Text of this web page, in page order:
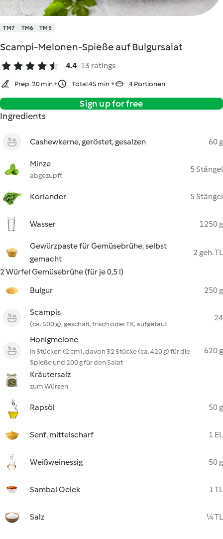
TM7 TM6 TM5
Scampi-Melonen-Spieße auf Bulgursalat
4.4 13 ratings
Prep. 20 min Total 45 min 4 Portionen
Sign up for free
Ingredients
Cashewkerne, geröstet, gesalzen 60 g
Minze
abgezupft
5 Stängel
Koriander 5 Stängel
Wasser 1250 g
Gewürzpaste für Gemüsebrühe, selbst
gemacht
2 geh. TL
2 Würfel Gemüsebrühe (für je 0,5 l)
Bulgur
250 g
Scampis
(ca. 500 g), geschält, frisch oder TK, aufgetaut
24
Honigmelone
in Stücken (2 cm), davon 32 Stücke (ca. 420 g) für die
Spieße und 200 g für den Salat
620 g
Kräutersalz
zum Würzen
Rapsöl 50 g
Senf, mittelscharf 1 EL
Weißweinessig 50 g
Sambal Oelek 1 TL
Salz ¼ TL